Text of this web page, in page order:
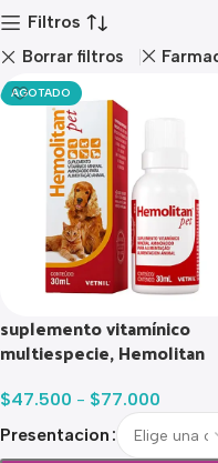
Filtros
Borrar filtros
AGOTADO
suplemento vitamínico
multiespecie, Hemolitan
$47.500 - $77.000
Presentacion